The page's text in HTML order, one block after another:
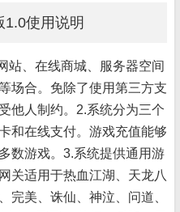
使用说明
站、在线商城、服务器空间
场合。免除了使用第三方支
他人制约。2.系统分为三个
和在线支付。游戏充值能够
数游戏。3.系统提供通用游
关适用于热血江湖、天龙八
完美、诛仙、神泣、问道、